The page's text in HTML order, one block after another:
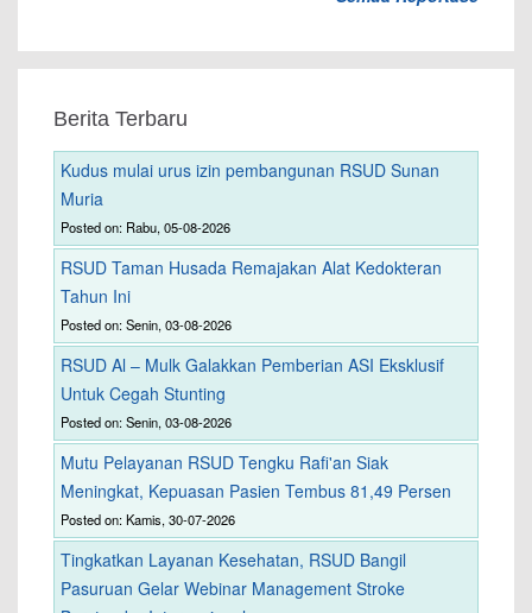
Berita Terbaru
Kudus mulai urus izin pembangunan RSUD Sunan
Muria
Posted on: Rabu, 05-08-2026
RSUD Taman Husada Remajakan Alat Kedokteran
Tahun Ini
Posted on: Senin, 03-08-2026
RSUD Al – Mulk Galakkan Pemberian ASI Eksklusif
Untuk Cegah Stunting
Posted on: Senin, 03-08-2026
Mutu Pelayanan RSUD Tengku Rafi'an Siak
Meningkat, Kepuasan Pasien Tembus 81,49 Persen
Posted on: Kamis, 30-07-2026
Tingkatkan Layanan Kesehatan, RSUD Bangil
Pasuruan Gelar Webinar Management Stroke